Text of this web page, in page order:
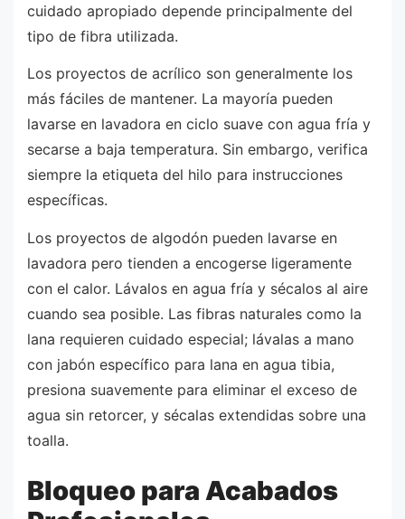
cuidado apropiado depende principalmente del
tipo de fibra utilizada.
Los proyectos de acrílico son generalmente los
más fáciles de mantener. La mayoría pueden
lavarse en lavadora en ciclo suave con agua fría y
secarse a baja temperatura. Sin embargo, verifica
siempre la etiqueta del hilo para instrucciones
específicas.
Los proyectos de algodón pueden lavarse en
lavadora pero tienden a encogerse ligeramente
con el calor. Lávalos en agua fría y sécalos al aire
cuando sea posible. Las fibras naturales como la
lana requieren cuidado especial; lávalas a mano
con jabón específico para lana en agua tibia,
presiona suavemente para eliminar el exceso de
agua sin retorcer, y sécalas extendidas sobre una
toalla.
Bloqueo para Acabados